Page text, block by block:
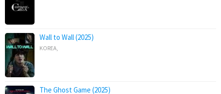
Wall to Wall (2025)
KOREA
The Ghost Game (2025)